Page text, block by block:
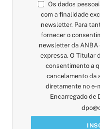
Os dados
com a finalidade
newsletter. Para
fornecer o
newsletter da ANBA
expressa. O Titular
consentimento a
cancelamento da
diretamente no e-
Encarregado de